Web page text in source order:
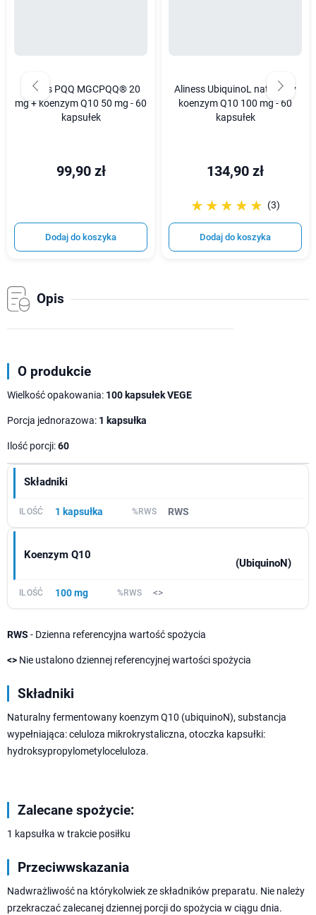
Aliness PQQ MGCPQQ® 20
mg + koenzym Q10 50 mg - 60
kapsułek
99,90 zł
Dodaj do koszyka
Aliness UbiquinoL naturalny
koenzym Q10 100 mg - 60
kapsułek
134,90 zł
☆☆☆☆☆
★★★★★ (3)
Dodaj do koszyka
Opis
O produkcie
Wielkość opakowania: 100 kapsułek VEGE
Porcja jednorazowa: 1 kapsułka
Ilość porcji:60
Składniki
1 kapsułka RWS
Koenzym Q10
(UbiquinoN)
100 mg <>
RWS - Dzienna referencyjna wartość spożycia
<> Nie ustalono dziennej referencyjnej wartości spożycia
Składniki
Naturalny fermentowany koenzym Q10 (ubiquinoN), substancja
wypełniająca: celuloza mikrokrystaliczna, otoczka kapsułki:
hydroksypropylometyloceluloza.
Zalecane spożycie:
1 kapsułka w trakcie posiłku
Przeciwwskazania
Nadwrażliwość na którykolwiek ze składników preparatu. Nie należy
przekraczać zalecanej dziennej porcji do spożycia w ciągu dnia.